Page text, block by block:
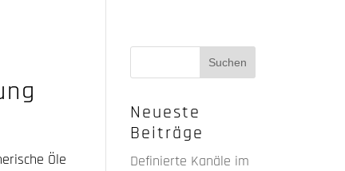
Öle
Neueste
Beiträge
Definierte Kanäle im